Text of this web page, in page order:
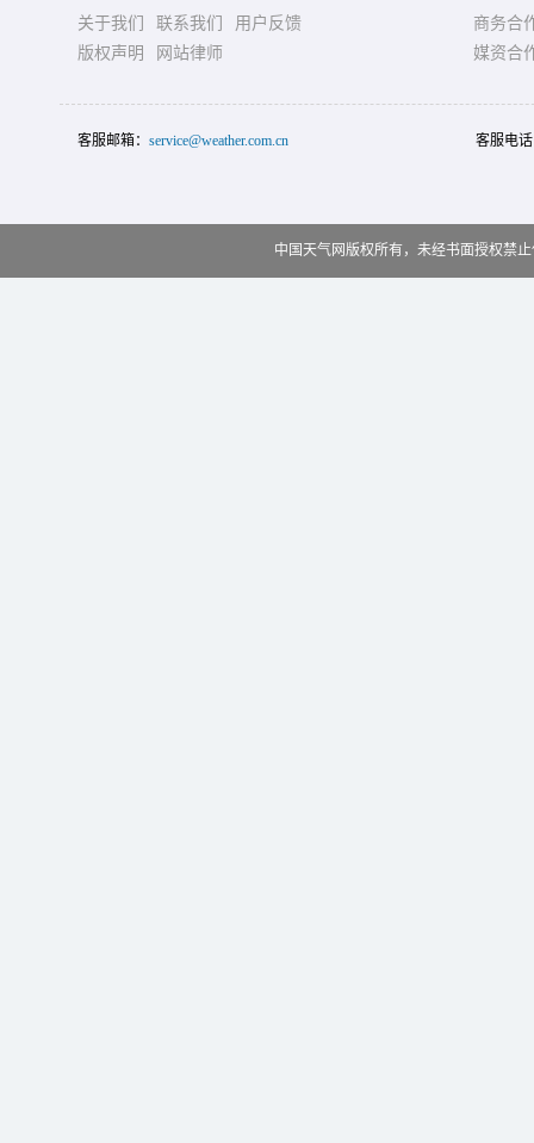
关于我们 联系我们
用户反馈
版权声明
网站律师
商务合
媒资合
客服邮箱： service@weather.com.cn 客服电
中国天气网版权所有，未经书面授权